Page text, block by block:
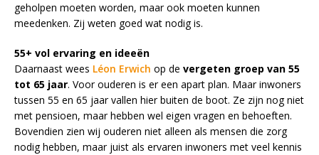
geholpen moeten worden, maar ook moeten kunnen
meedenken. Zij weten goed wat nodig is.
55+ vol ervaring en ideeën
Daarnaast wees Léon Erwich op de vergeten groep van 55
tot 65 jaar. Voor ouderen is er een apart plan. Maar inwoners
tussen 55 en 65 jaar vallen hier buiten de boot. Ze zijn nog niet
met pensioen, maar hebben wel eigen vragen en behoeften.
Bovendien zien wij ouderen niet alleen als mensen die zorg
nodig hebben, maar juist als ervaren inwoners met veel kennis